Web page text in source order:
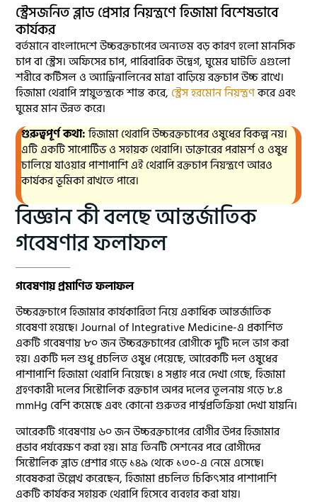
স্ট্রেসজনিত ব্লাড প্রেসার নিয়ন্ত্রণে হিজামা বিশেষভাবে
কার্যকর
বর্তমানে বাংলাদেশে উচ্চরক্তচাপের অন্যতম বড় কারণ হলো মানসিক
চাপ বা স্ট্রেস। অফিসের চাপ, পারিবারিক উদ্বেগ, ঘুমের ঘাটতি এগুলো
শরীরে কর্টিসল ও অ্যাড্রিনালিনের মাত্রা বাড়িয়ে রক্তচাপ উচ্চ রাখে।
হিজামা থেরাপি স্নায়ুতন্ত্রকে শান্ত করে, স্ট্রেস হরমোন নিয়ন্ত্রণকরে এবং
ঘুমের মান উন্নত করে।
গুরুত্বপূর্ণ কথা:হিজামা থেরাপি উচ্চরক্তচাপের ওষুধের বিকল্প নয়।
এটি একটি সাপোর্টিভ ও সহায়ক থেরাপি। ডাক্তারের পরামর্শ ও ওষুধ
চালিয়ে যাওয়ার পাশাপাশি এই থেরাপি রক্তচাপ নিয়ন্ত্রণে আরও
কার্যকর ভূমিকা রাখতে পারে।
বিজ্ঞান কী বলছে আন্তর্জাতিক
গবেষণার ফলাফল
গবেষণায় প্রমাণিত ফলাফল
উচ্চরক্তচাপে হিজামার কার্যকারিতা নিয়ে একাধিক আন্তর্জাতিক
গবেষণা হয়েছে। Journal of Integrative Medicine-এ প্রকাশিত
একটি গবেষণায় ৮০ জন উচ্চরক্তচাপের রোগীকে দুটি দলে ভাগ করা
হয়। একটি দল শুধু প্রচলিত ওষুধ পেয়েছে, আরেকটি দল ওষুধের
পাশাপাশি হিজামা থেরাপি নিয়েছে। ৪ সপ্তাহ পরে দেখা গেছে, হিজামা
গ্রহণকারী দলের সিস্টোলিক রক্তচাপ অপর দলের তুলনায় গড়ে ৮.৪
mmHg বেশি কমেছে এবং কোনো গুরুতর পার্শ্বপ্রতিক্রিয়া দেখা যায়নি।
আরেকটি গবেষণায় ৬০ জন উচ্চরক্তচাপের রোগীর উপর হিজামার
প্রভাব পর্যবেক্ষণ করা হয়। মাত্র তিনটি সেশনের পরে রোগীদের
সিস্টোলিক ব্লাড প্রেশার গড়ে ১৪৯ থেকে ১৩০-এ নেমে এসেছে।
গবেষকরা উল্লেখ করেছেন, হিজামা প্রচলিত চিকিৎসার পাশাপাশি
একটি কার্যকর সহায়ক থেরাপি হিসেবে ব্যবহার করা যায়।